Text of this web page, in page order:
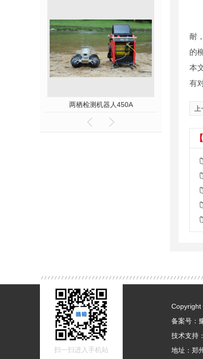
两栖检测机器人450A
9
耐
的
本
有
扫一扫进入手机站
Copyright
备案号：
技术支持：
地址：郑